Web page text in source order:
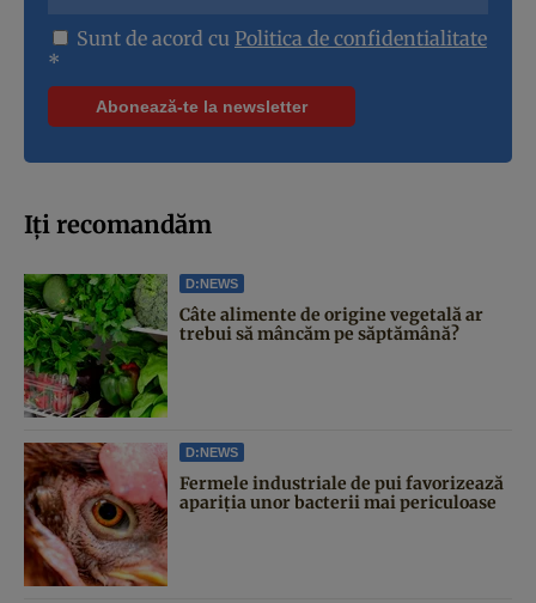
Sunt de acord cu Politica de confidentialitate
*
Iți recomandăm
D:NEWS
Câte alimente de origine vegetală ar
trebui să mâncăm pe săptămână?
D:NEWS
Fermele industriale de pui favorizează
apariția unor bacterii mai periculoase